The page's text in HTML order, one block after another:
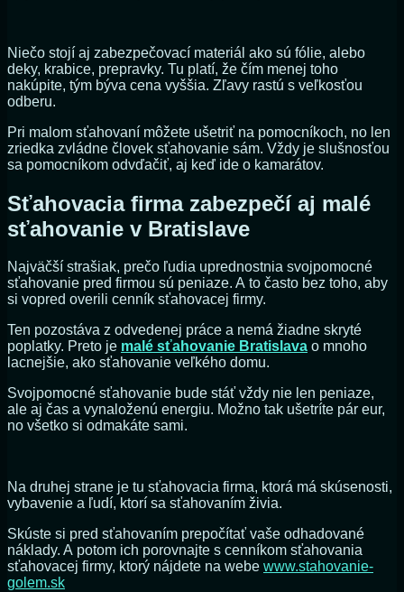
Niečo stojí aj zabezpečovací materiál ako sú fólie, alebo
deky, krabice, prepravky. Tu platí, že čím menej toho
nakúpite, tým býva cena vyššia. Zľavy rastú s veľkosťou
odberu.
Pri malom sťahovaní môžete ušetriť na pomocníkoch, no len
zriedka zvládne človek sťahovanie sám. Vždy je slušnosťou
sa pomocníkom odvďačiť, aj keď ide o kamarátov.
Sťahovacia firma zabezpečí aj malé
sťahovanie v Bratislave
Najväčší strašiak, prečo ľudia uprednostnia svojpomocné
sťahovanie pred firmou sú peniaze. A to často bez toho, aby
si vopred overili cenník sťahovacej firmy.
Ten pozostáva z odvedenej práce a nemá žiadne skryté
poplatky. Preto je malé sťahovanie Bratislava o mnoho
lacnejšie, ako sťahovanie veľkého domu.
Svojpomocné sťahovanie bude stáť vždy nie len peniaze,
ale aj čas a vynaloženú energiu. Možno tak ušetríte pár eur,
no všetko si odmakáte sami.
Na druhej strane je tu sťahovacia firma, ktorá má skúsenosti,
vybavenie a ľudí, ktorí sa sťahovaním živia.
Skúste si pred sťahovaním prepočítať vaše odhadované
náklady. A potom ich porovnajte s cenníkom sťahovania
sťahovacej firmy, ktorý nájdete na webe www.stahovanie-
golem.sk